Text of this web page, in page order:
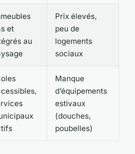
et
au
Prix élevés,
peu de
logements
sociaux
Manque
d’équipements
estivaux
(douches,
poubelles)